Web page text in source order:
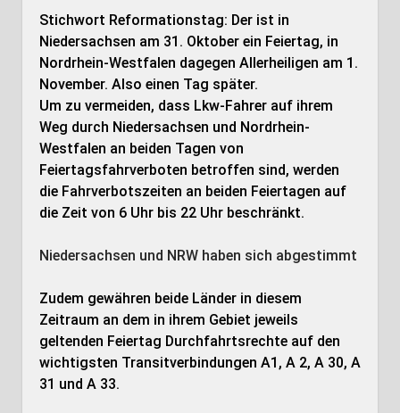
Stichwort Reformationstag: Der ist in
Niedersachsen am 31. Oktober ein Feiertag, in
Nordrhein-Westfalen dagegen Allerheiligen am 1.
November. Also einen Tag später.
Um zu vermeiden, dass Lkw-Fahrer auf ihrem
Weg durch Niedersachsen und Nordrhein-
Westfalen an beiden Tagen von
Feiertagsfahrverboten betroffen sind, werden
die Fahrverbotszeiten an beiden Feiertagen auf
die Zeit von 6 Uhr bis 22 Uhr beschränkt.
Niedersachsen und NRW haben sich abgestimmt
Zudem gewähren beide Länder in diesem
Zeitraum an dem in ihrem Gebiet jeweils
geltenden Feiertag Durchfahrtsrechte auf den
wichtigsten Transitverbindungen A1, A 2, A 30, A
31 und A 33.